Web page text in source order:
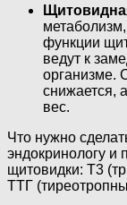
функции
ведут к
организме.
снижается,
вес.
Что нужно
эндокринологу и
щитовидки: T3
ТТГ